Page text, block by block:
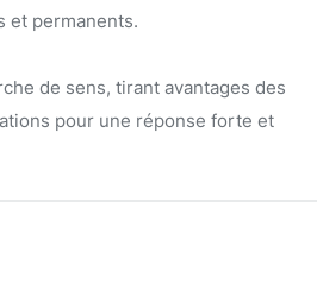
et permanents.
de sens, tirant avantages des
pour une réponse forte et